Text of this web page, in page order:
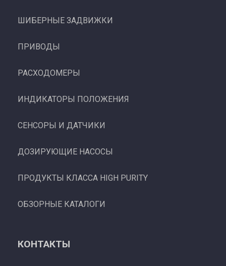
ШИБЕРНЫЕ ЗАДВИЖКИ
ПРИВОДЫ
РАСХОДОМЕРЫ
ИНДИКАТОРЫ ПОЛОЖЕНИЯ
СЕНСОРЫ И ДАТЧИКИ
ДОЗИРУЮЩИЕ НАСОСЫ
ПРОДУКТЫ КЛАССА HIGH PURITY
ОБЗОРНЫЕ КАТАЛОГИ
КОНТАКТЫ